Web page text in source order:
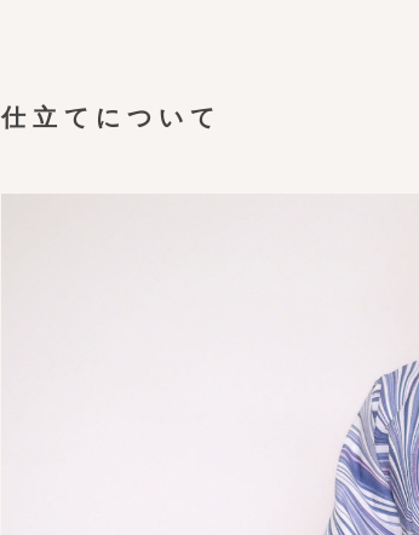
仕立てについて